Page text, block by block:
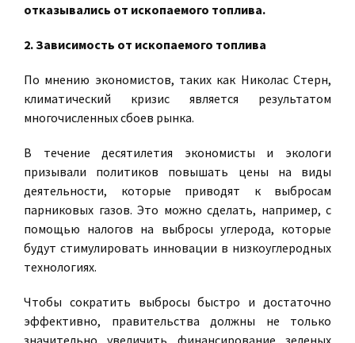
отказывались от ископаемого топлива.
2. Зависимость от ископаемого топлива
По мнению экономистов, таких как Николас Стерн,
климатический кризис является результатом
многочисленных сбоев рынка.
В течение десятилетия экономисты и экологи
призывали политиков повышать цены на виды
деятельности, которые приводят к выбросам
парниковых газов. Это можно сделать, например, с
помощью налогов на выбросы углерода, которые
будут стимулировать инновации в низкоуглеродных
технологиях.
Чтобы сократить выбросы быстро и достаточно
эффективно, правительства должны не только
значительно увеличить финансирование зеленых